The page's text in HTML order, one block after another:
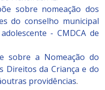
sobre nomeação dos
do conselho municipal
- CMDCA de
sobre a Nomeação do
Direitos da Criança e do
providências.